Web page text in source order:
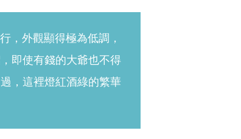
，外觀顯得極為低調，
即使有錢的大爺也不得
，這裡燈紅酒綠的繁華